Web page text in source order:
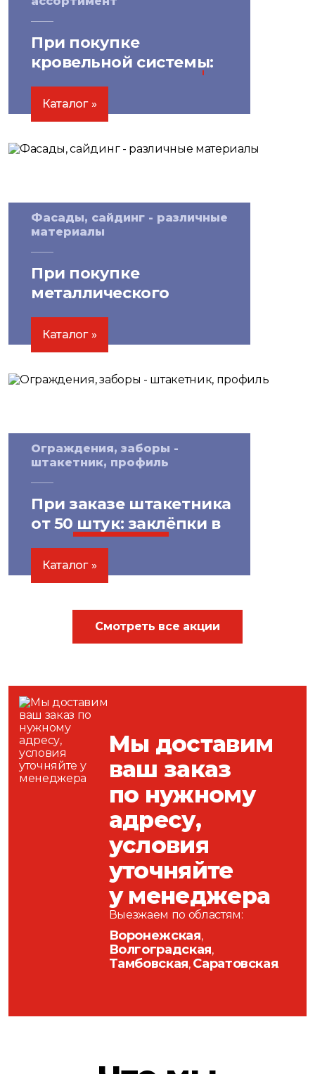
При покупке
кровельной системы:
скидка на саморезы
10%
Каталог
Фасады, сайдинг - различные
материалы
При покупке
металлического
сайдинга от 100 м²:
скидкина утеплитель!
Каталог
Ограждения, заборы -
штакетник, профиль
При заказе штакетника
от 50 штук: заклёпки в
цветбесплатно!
Каталог
Смотреть все акции
Мы доставим
ваш заказ
по нужному
адресу,
условия
уточняйте
у менеджера
Выезжаем по областям:
Воронежская,
Волгоградская,
Тамбовская, Саратовская.